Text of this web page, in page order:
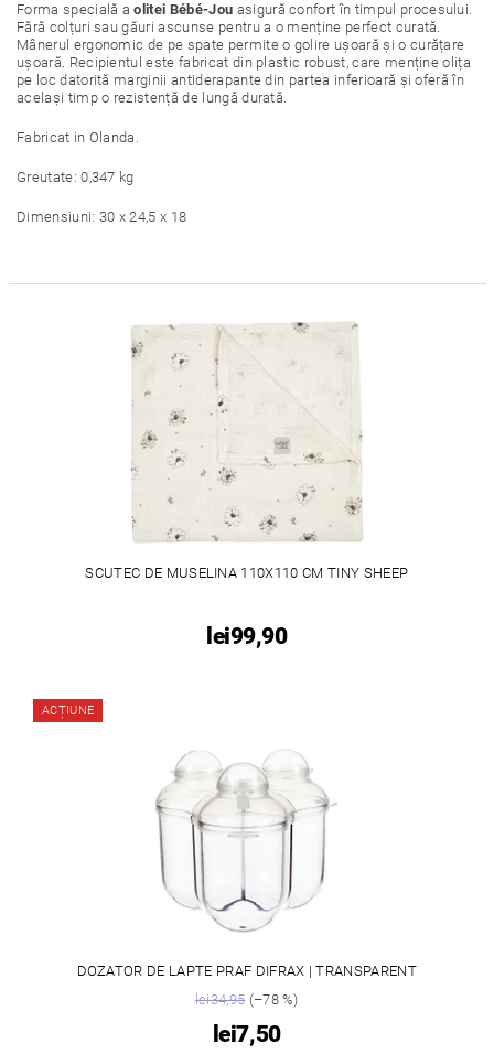
Forma specială aolitei Bébé-Jou asigură confort în timpul procesului.
Fără colțuri sau găuri ascunse pentru a o menține perfect curată.
Mânerul ergonomic de pe spate permite o golire ușoară și o curățare
ușoară. Recipientul este fabricat din plastic robust, care menține olița
pe loc datorită marginii antiderapante din partea inferioară și oferă în
același timp o rezistență de lungă durată.
Fabricat in Olanda.
Greutate: 0,347 kg
Dimensiuni: 30 x 24,5 x 18
SCUTEC DE MUSELINA 110X110 CM TINY SHEEP
lei99,90
ACȚIUNE
DOZATOR DE LAPTE PRAF DIFRAX | TRANSPARENT
lei34,95(–78 %)
lei7,50